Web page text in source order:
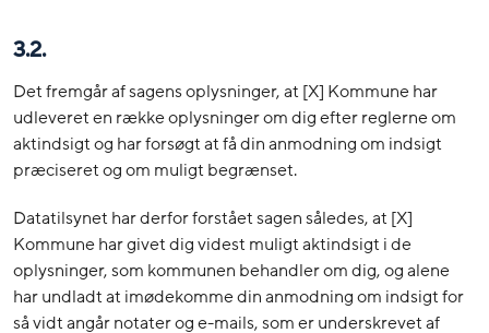
3.2.
Det fremgår af sagens oplysninger, at [X] Kommune har
udleveret en række oplysninger om dig efter reglerne om
aktindsigt og har forsøgt at få din anmodning om indsigt
præciseret og om muligt begrænset.
Datatilsynet har derfor forstået sagen således, at [X]
Kommune har givet dig videst muligt aktindsigt i de
oplysninger, som kommunen behandler om dig, og alene
har undladt at imødekomme din anmodning om indsigt for
så vidt angår notater og e-mails, som er underskrevet af